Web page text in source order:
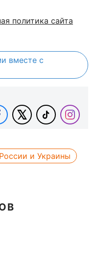
политика сайта
вместе с
и Украины